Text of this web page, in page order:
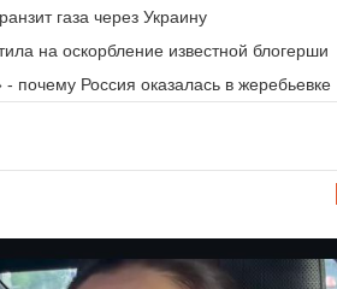
газа через Украину
на оскорбление известной блогерши
почему Россия оказалась в жеребьевке